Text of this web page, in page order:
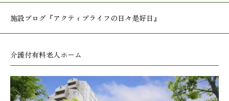
施設ブログ 『アクティブライフの日々是好日』
介護付有料老人ホーム